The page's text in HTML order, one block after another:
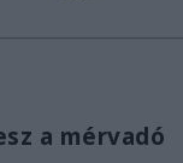
a mérvadó